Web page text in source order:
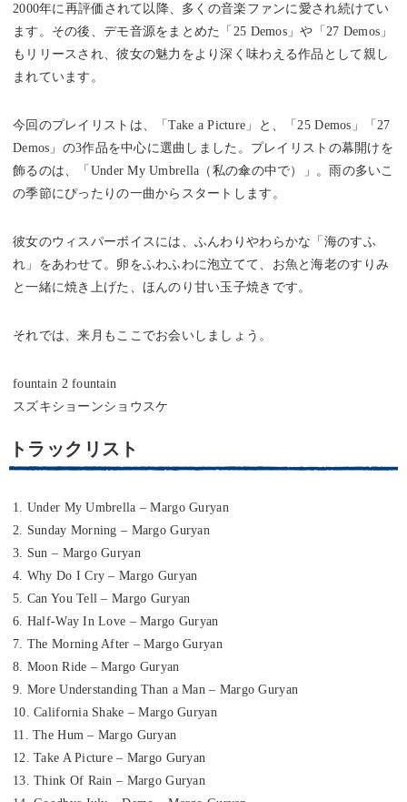
2000年に再評価されて以降、多くの音楽ファンに愛され続けてい
ます。その後、デモ音源をまとめた「25 Demos」や「27 Demos」
もリリースされ、彼女の魅力をより深く味わえる作品として親し
まれています。
今回のプレイリストは、「Take a Picture」と、「25 Demos」「27
Demos」の3作品を中心に選曲しました。プレイリストの幕開けを
飾るのは、「Under My Umbrella（私の傘の中で）」。雨の多いこ
の季節にぴったりの一曲からスタートします。
彼女のウィスパーボイスには、ふんわりやわらかな「海のすふ
れ」をあわせて。卵をふわふわに泡立てて、お魚と海老のすりみ
と一緒に焼き上げた、ほんのり甘い玉子焼きです。
それでは、来月もここでお会いしましょう。
fountain 2 fountain
スズキショーンショウスケ
トラックリスト
1. Under My Umbrella – Margo Guryan
2. Sunday Morning – Margo Guryan
3. Sun – Margo Guryan
4. Why Do I Cry – Margo Guryan
5. Can You Tell – Margo Guryan
6. Half-Way In Love – Margo Guryan
7. The Morning After – Margo Guryan
8. Moon Ride – Margo Guryan
9. More Understanding Than a Man – Margo Guryan
10. California Shake – Margo Guryan
11. The Hum – Margo Guryan
12. Take A Picture – Margo Guryan
13. Think Of Rain – Margo Guryan